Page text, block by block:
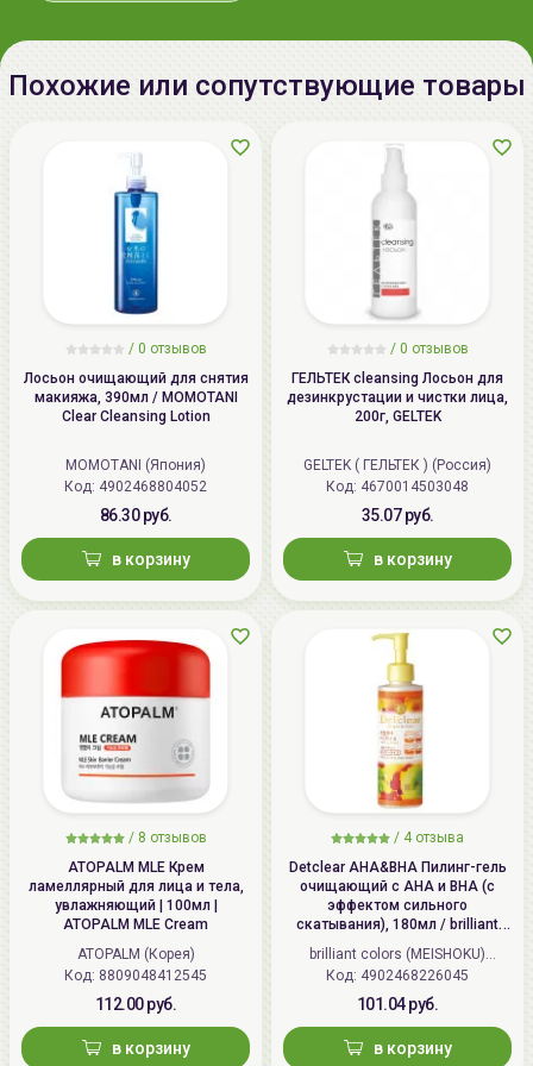
Похожие или сопутствующие товары
/ 0 отзывов
Лосьон очищающий для снятия
макияжа, 390мл / MOMOTANI
Clear Cleansing Lotion
MOMOTANI (Япония)
Код: 4902468804052
86.30 руб.
в корзину
/ 0 отзывов
ГЕЛЬТЕК cleansing Лосьон для
дезинкрустации и чистки лица,
200г, GELTEK
GELTEK ( ГЕЛЬТЕК ) (Россия)
Код: 4670014503048
35.07 руб.
в корзину
/ 8 отзывов
ATOPALM MLE Крем
ламеллярный для лица и тела,
увлажняющий | 100мл |
ATOPALM MLE Cream
ATOPALM (Корея)
Код: 8809048412545
112.00 руб.
в корзину
/ 4 отзыва
Detclear AHA&BHA Пилинг-гель
очищающий с AHA и BHA (с
эффектом сильного
скатывания), 180мл / brilliant
colors (MEISHOKU) Detclear
Bright&Peel AHA&BHA Fruits
Peeling Jelly
brilliant colors (MEISHOKU)
(Япония)
Код: 4902468226045
101.04 руб.
в корзину